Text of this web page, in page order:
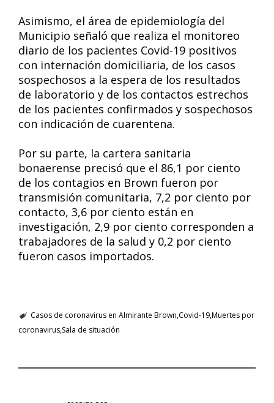
Asimismo, el área de epidemiología del
Municipio señaló que realiza el monitoreo
diario de los pacientes Covid-19 positivos
con internación domiciliaria, de los casos
sospechosos a la espera de los resultados
de laboratorio y de los contactos estrechos
de los pacientes confirmados y sospechosos
con indicación de cuarentena.
Por su parte, la cartera sanitaria
bonaerense precisó que el 86,1 por ciento
de los contagios en Brown fueron por
transmisión comunitaria, 7,2 por ciento por
contacto, 3,6 por ciento están en
investigación, 2,9 por ciento corresponden a
trabajadores de la salud y 0,2 por ciento
fueron casos importados.
Casos de coronavirus en Almirante Brown Covid-19Muertes por
coronavirus Sala de situación